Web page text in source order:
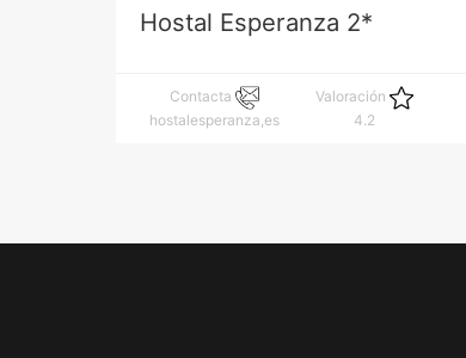
Hostal Esperanza 2*
Contacta
hostalesperanza,es
Valoración
4.2